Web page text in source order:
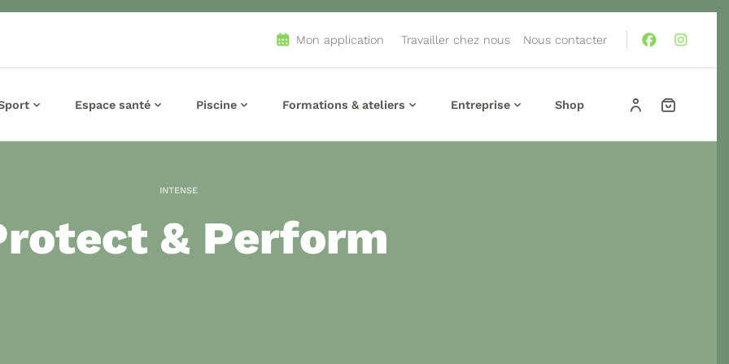
Mon application Travailler chez nous Nous contacter
Espace santé Piscine Formations & ateliers Entreprise Shop
INTENSE
& Perform